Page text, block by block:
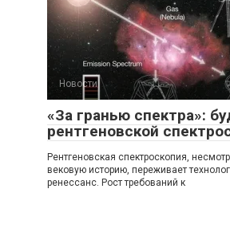
Новости
«За гранью спектра»:
рентгеновской
Рентгеновская спектроскопия,
вековую историю, переживает
ренессанс. Рост требований к